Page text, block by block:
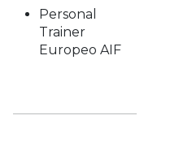
Personal
Trainer
Europeo AIF